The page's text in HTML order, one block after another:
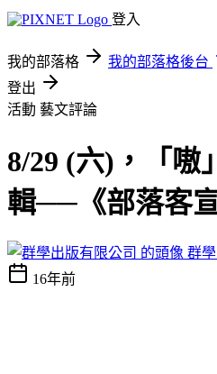
登入
我的部落格 我的部落格後台
登出
活動 藝文評論
8/29 (六)，「嗷
輯──《部落客
群
16年前